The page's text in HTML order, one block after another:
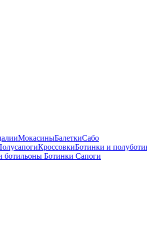
МокасиныБалеткиСабо
КроссовкиБотинки и
ботильоны Ботинки Сапоги